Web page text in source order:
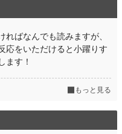
ればなんでも読みますが、
応をいただけると小躍りす
ます！
もっと見る